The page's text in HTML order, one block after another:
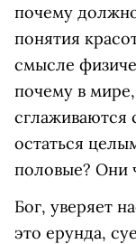
почему
понятия
смысле
почему в
сглаживаются
остаться
половые? Они
Бог, уверяет
это ерунда,